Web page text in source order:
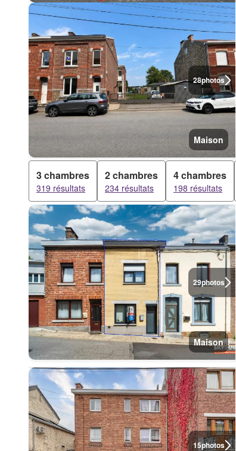
28photos
Maison
3 chambres
319 résultats
2 chambres
234 résultats
4 chambres
198 résultats
29photos
Maison
15photos